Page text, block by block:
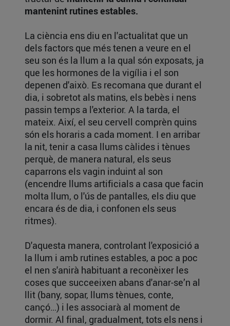
mantenint rutines estables.
La ciència ens diu en l'actualitat que un
dels factors que més tenen a veure en el
seu son és la llum a la qual són exposats, ja
que les hormones de la vigília i el son
depenen d'això. Es recomana que durant el
dia, i sobretot als matins, els bebès i nens
passin temps a l'exterior. A la tarda, el
mateix. Així, el seu cervell comprèn quins
són els horaris a cada moment. I en arribar
la nit, tenir a casa llums càlides i tènues
perquè, de manera natural, els seus
caparrons els vagin induint al son
(encendre llums artificials a casa que facin
molta llum, o l'ús de pantalles, els diu que
encara és de dia, i confonen els seus
ritmes).
D'aquesta manera, controlant l'exposició a
la llum i amb rutines estables, a poc a poc
el nen s'anirà habituant a reconèixer les
coses que succeeixen abans d'anar-se’n al
llit (bany, sopar, llums tènues, conte,
cançó…) i les associarà al moment de
dormir. Al final, gradualment, tots els nens i